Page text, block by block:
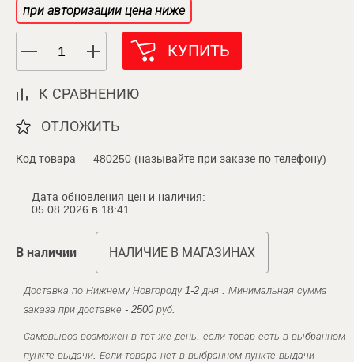
при авторизации цена ниже
КУПИТЬ
К СРАВНЕНИЮ
ОТЛОЖИТЬ
Код товара — 480250 (называйте при заказе по телефону)
Дата обновления цен и наличия:
05.08.2026 в 18:41
В наличии НАЛИЧИЕ В МАГАЗИНАХ
Доставка по Нижнему Новгороду 1-2 дня . Минимальная сумма
заказа при доставке - 2500 руб.
Самовывоз возможен в тот же день, если товар есть в выбранном
пункте выдачи. Если товара нет в выбранном пункте выдачи -